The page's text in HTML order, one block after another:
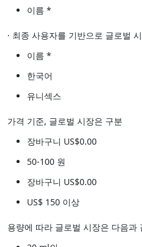
이름 *
· 최종 사용자를 기반으로 글로벌
이름 *
한국어
유니섹스
가격 기준, 글로벌 시장은 구분
장바구니 US$0.00
50-100 원
장바구니 US$0.00
US$ 150 이상
용량에 따라 글로벌 시장은 다음과